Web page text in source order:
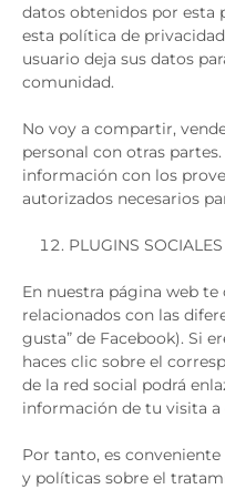
datos obtenidos por esta
esta política de
usuario deja sus datos
comunidad.
No voy a compartir,
personal con otras
información con los
autorizados necesarios
PLUGINS SOCIALES
En nuestra página web
relacionados con las
gusta” de Facebook). Si
haces clic sobre el
de la red social podrá
información de tu visita a
Por tanto, es
y políticas sobre el